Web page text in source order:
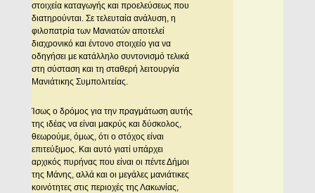
στοιχεία καταγωγής και προελεύσεως που
διατηρούνται. Σε τελευταία ανάλυση, η
φιλοπατρία των Μανιατών αποτελεί
διαχρονικό και έντονο στοιχείο για να
οδηγήσει με κατάλληλο συντονισμό τελικά
στη σύσταση και τη σταθερή λειτουργία
Μανιάτικης Συμπολιτείας.
Ίσως ο δρόμος για την πραγμάτωση αυτής
της ιδέας να είναι μακρύς και δύσκολος,
θεωρούμε, όμως, ότι ο στόχος είναι
επιτεύξιμος. Και αυτό γιατί υπάρχει
αρχικός πυρήνας που είναι οι πέντε Δήμοι
της Μάνης, αλλά και οι μεγάλες μανιάτικες
κοινότητες στις περιοχές της Λακωνίας,